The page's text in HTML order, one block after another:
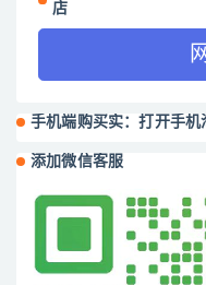
店
手机端购买实：打开手
添加微信客服